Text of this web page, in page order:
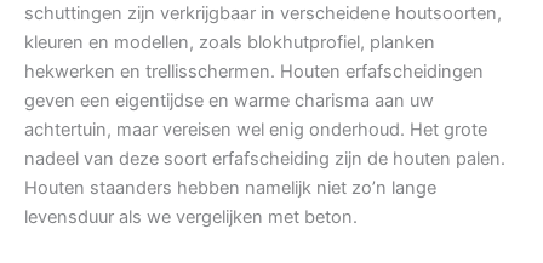
schuttingen zijn verkrijgbaar in verscheidene houtsoorten,
kleuren en modellen, zoals blokhutprofiel, planken
hekwerken en trellisschermen. Houten erfafscheidingen
geven een eigentijdse en warme charisma aan uw
achtertuin, maar vereisen wel enig onderhoud. Het grote
nadeel van deze soort erfafscheiding zijn de houten palen.
Houten staanders hebben namelijk niet zo’n lange
levensduur als we vergelijken met beton.